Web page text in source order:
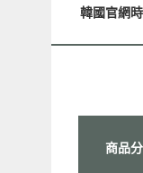
韓國官網
商品